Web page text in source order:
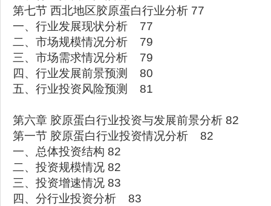
第七节 西北地区胶原蛋白行业分析 77
一、行业发展现状分析 77
二、市场规模情况分析 79
三、市场需求情况分析 79
四、行业发展前景预测 80
五、行业投资风险预测 81
第六章 胶原蛋白行业投资与发展前景分析 82
第一节 胶原蛋白行业投资情况分析 82
一、总体投资结构 82
二、投资规模情况 82
三、投资增速情况 83
四、分行业投资分析 83